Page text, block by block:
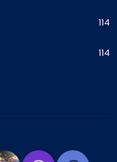
114
114